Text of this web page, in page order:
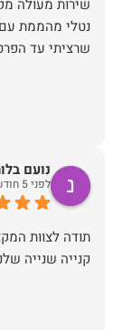
נטלי מהממת עם
שרציתי עד
נועם
לפני 5 חודשים
קנייה שנייה